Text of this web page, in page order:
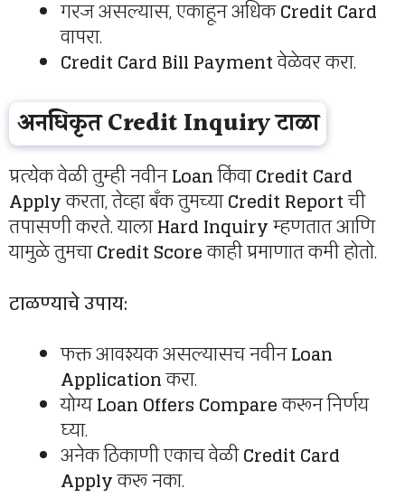
गरज असल्यास, एकाहून अधिकCredit Card
वापरा.
Credit Card Bill Paymentवेळेवर करा.
अनधिकृत Credit Inquiry टाळा
प्रत्येक वेळी तुम्ही नवीनLoanकिंवाCredit Card
Applyकरता, तेव्हा बँक तुमच्याCredit Reportची
तपासणी करते. यालाHard Inquiryम्हणतात आणि
यामुळे तुमचाCredit Scoreकाही प्रमाणात कमी होतो.
टाळण्याचे उपाय:
फक्त आवश्यक असल्यासच नवीनLoan
Applicationकरा.
योग्यLoan Offers Compareकरून निर्णय
घ्या.
अनेक ठिकाणी एकाच वेळीCredit Card
Applyकरू नका.